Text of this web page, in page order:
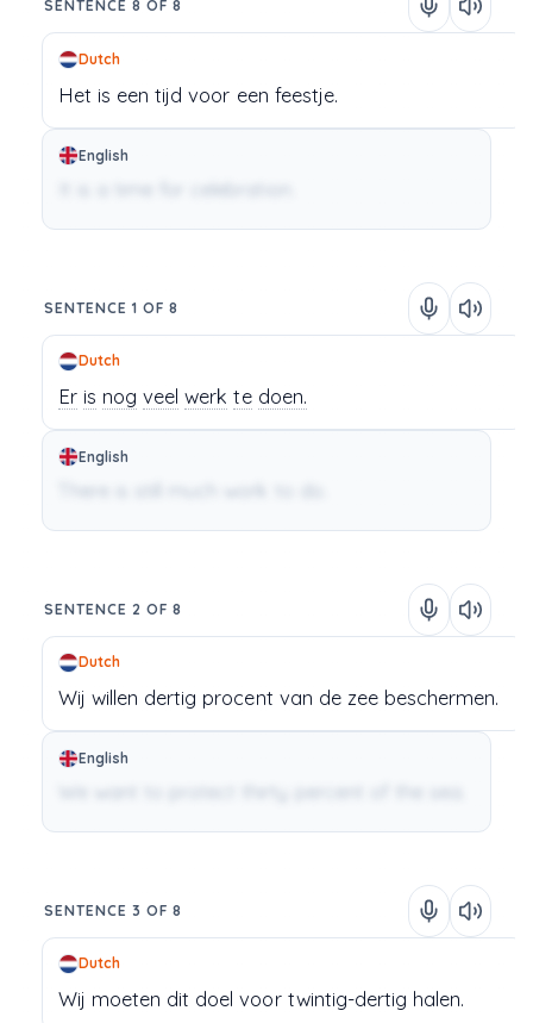
SENTENCE 8 OF 8
Dutch
Het is een tijd voor een feestje.
English
SENTENCE 1 OF 8
Dutch
Er is nog veel werk te doen.
English
SENTENCE 2 OF 8
Dutch
Wij willen dertig procent van de zee beschermen.
English
SENTENCE 3 OF 8
Dutch
Wij moeten dit doelvoor twintig-dertig halen.